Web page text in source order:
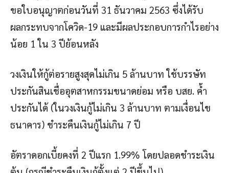
ขอใบอนุญาตก่อนวันที่ 31 ธันวาคม 2563 ซึ่งได้รับ
ผลกระทบจากโควิด-19 และมีผลประกอบการกำไรอย่าง
น้อย 1 ใน 3 ปีย้อนหลัง
วงเงินให้กู้ต่อรายสูงสุดไม่เกิน 5 ล้านบาท ใช้บรรษัท
ประกันสินเชื่ออุตสาหกรรมขนาดย่อม หรือ บสย. ค้ำ
ประกันได้ (ในวงเงินกู้ไม่เกิน 3 ล้านบาท ตามเงื่อนไข
ธนาคาร) ชำระคืนเงินกู้ไม่เกิน 7 ปี
อัตราดอกเบี้ยคงที่ 2 ปีแรก 1.99% โดยปลอดชำระเงิน